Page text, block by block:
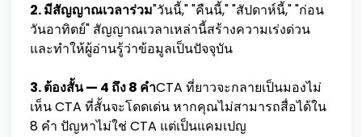
2. มีสัญญาณเวลาร่วม"วันนี้," "คืนนี้," "สัปดาห์นี้," "ก่อน
วันอาทิตย์" สัญญาณเวลาเหล่านี้สร้างความเร่งด่วน
และทำให้ผู้อ่านรู้ว่าข้อมูลเป็นปัจจุบัน
3. ต้องสั้น — 4 ถึง 8 คำCTA ที่ยาวจะกลายเป็นมองไม่
เห็น CTA ที่สั้นจะโดดเด่น หากคุณไม่สามารถสื่อได้ใน
8 คำ ปัญหาไม่ใช่ CTA แต่เป็นแคมเปญ